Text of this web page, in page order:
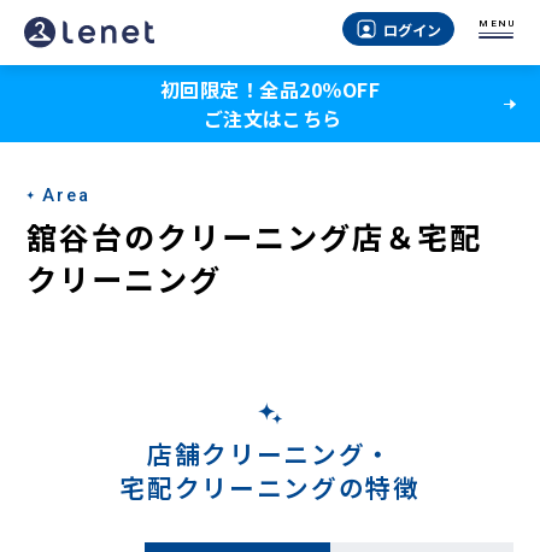
舘
谷
の
宅
配
ク
ログイン MENU
初回限定！全品20％OFF
ご注文はこちら
Area
舘谷台のクリーニング店＆宅配
クリーニング
店舗クリーニング・
宅配クリーニングの特徴